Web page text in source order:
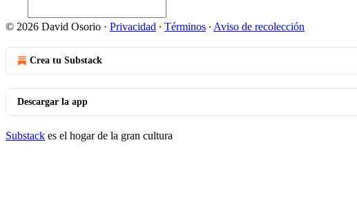
© 2026 David Osorio · Privacidad ∙ Términos ∙ Aviso de recolección
Crea tu Substack
Descargar la app
Substack es el hogar de la gran cultura